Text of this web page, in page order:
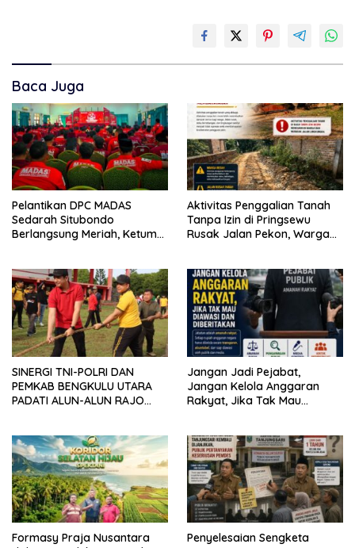
Baca Juga
Pelantikan DPC MADAS
Sedarah Situbondo
Berlangsung Meriah, Ketum
Masyarakat
Aktivitas Penggalian Tanah
Tanpa Izin di Pringsewu
Rusak Jalan Pekon, Warga
SINERGI TNI-POLRI DAN
PEMKAB BENGKULU UTARA
PADATI ALUN-ALUN RAJO
Jangan Jadi Pejabat,
Jangan Kelola Anggaran
Rakyat, Jika Tak Mau
Formasy Praja Nusantara
Penyelesaian Sengketa